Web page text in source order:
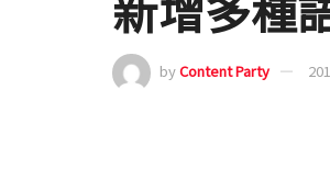
byContent Party